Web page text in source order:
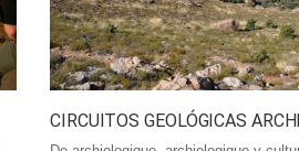
CIRCUITOS GEOLÓGICAS